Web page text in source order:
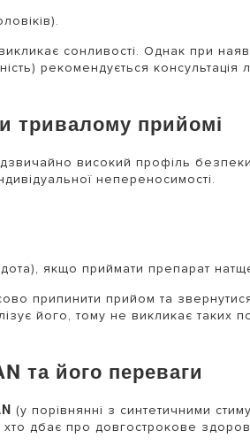
сонливості. Однак при
рекомендується консультація
тривалому прийомі
високий профіль
непереносимості.
якщо приймати препарат
припинити прийом та
його, тому не викликає таких
та його переваги
(у порівнянні з синтетичними
дбає про довгострокове